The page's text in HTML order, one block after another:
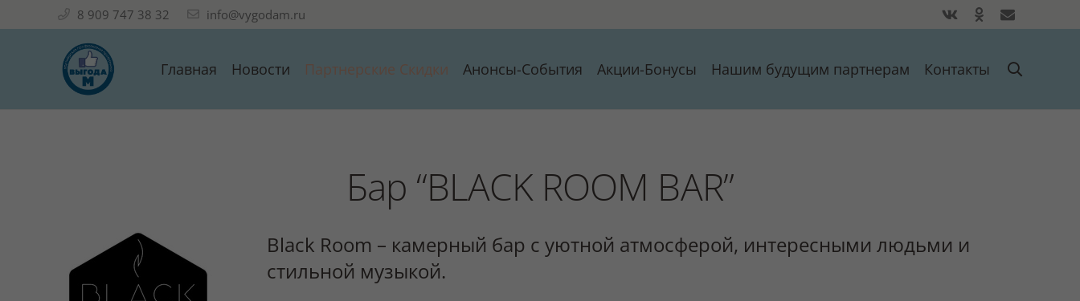
8 909 747 38 32 info@vygodam.ru
Главная Новости Партнерские Скидки Анонсы-События Акции-Бонусы Нашим будущим партнерам Контакты
Бар “BLACK ROOM BAR”
Black Room – камерный бар с уютной атмосферой, интересными людьми и
стильной музыкой.